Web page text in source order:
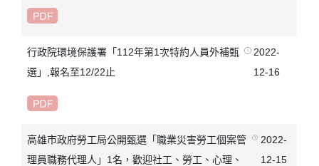
行政院環境保護署「112年第1次特約人員外補甄
選」,報名至12/22止
2022-
12-16
高雄市政府勞工局公開甄選「職業災害勞工個案管
理員職務代理人」1名，歡迎社工、勞工、心理、
2022-
12-15